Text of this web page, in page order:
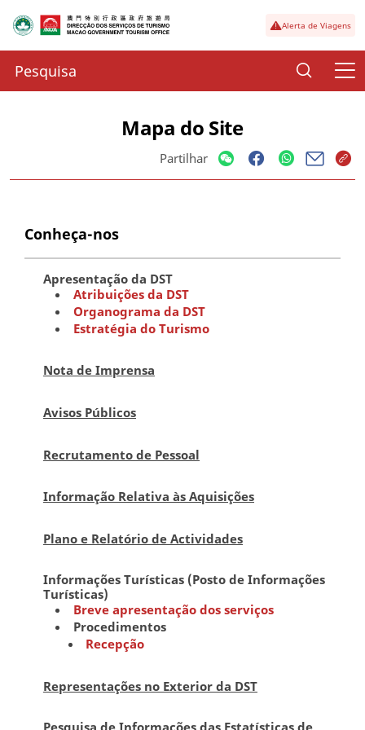
Alerta de Viagens
Mapa do Site
Partilhar
Conheça-nos
Apresentação da DST
Atribuições da DST
Organograma da DST
Estratégia do Turismo
Nota de Imprensa
Avisos Públicos
Recrutamento de Pessoal
Informação Relativa às Aquisições
Plano e Relatório de Actividades
Informações Turísticas (Posto de Informações
Turísticas)
Breve apresentação dos serviços
Procedimentos
Recepção
Representações no Exterior da DST